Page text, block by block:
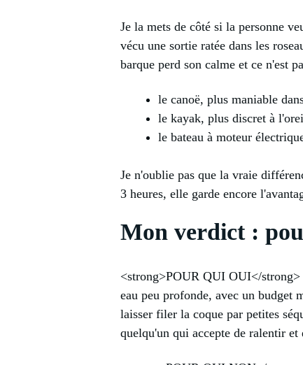
Je la mets de côté si la personne
vécu une sortie ratée dans les
barque perd son calme et ce n'est
le canoë, plus maniable
le kayak, plus discret à
le bateau à moteur
Je n'oublie pas que la vraie
3 heures, elle garde encore
Mon verdict :
<strong>POUR QUI OUI</
eau peu profonde, avec un budget
laisser filer la coque par petites
quelqu'un qui accepte de ralentir et